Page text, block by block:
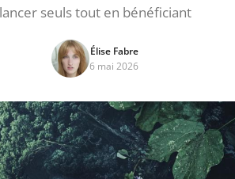
lancer seuls tout en bénéficiant
Élise Fabre
6 mai 2026